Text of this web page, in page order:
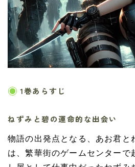
1巻あらすじ
ねずみと碧の運命的な出会い
物語の出発点となる、あお君と
は、繁華街のゲームセンターで